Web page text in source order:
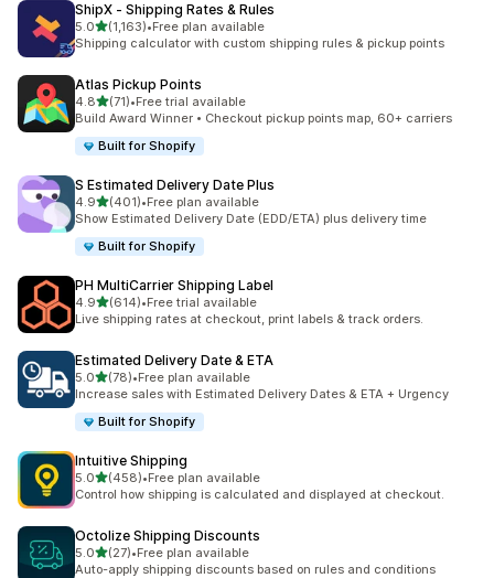
ShipX ‑ Shipping Rates & Rules
5.05つ星中
(1,163)
合計レビュー数：1163件
•Free plan available
Shipping calculator with custom shipping rules & pickup points
Atlas Pickup Points
4.85つ星中
(71)
合計レビュー数：71件
•Free trial available
Build Award Winner • Checkout pickup points map, 60+ carriers
Built for Shopify
S Estimated Delivery Date Plus
4.95つ星中
(401)
合計レビュー数：401件
•Free plan available
Show Estimated Delivery Date (EDD/ETA) plus delivery time
Built for Shopify
PH MultiCarrier Shipping Label
4.95つ星中
(614)
合計レビュー数：614件
•Free trial available
Live shipping rates at checkout, print labels & track orders.
Estimated Delivery Date & ETA
5.05つ星中
(78)
合計レビュー数：78件
•Free plan available
Increase sales with Estimated Delivery Dates & ETA + Urgency
Built for Shopify
Intuitive Shipping
5.05つ星中
(458)
合計レビュー数：458件
•Free plan available
Control how shipping is calculated and displayed at checkout.
Octolize Shipping Discounts
5.05つ星中
(27)
合計レビュー数：27件
•Free plan available
Auto-apply shipping discounts based on rules and conditions